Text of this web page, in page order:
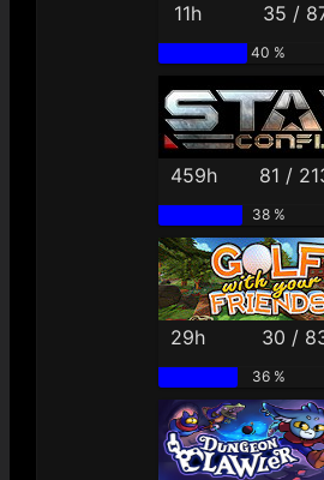
11h 35 /
40 %
459h 81 /
38 %
29h 30 /
36 %